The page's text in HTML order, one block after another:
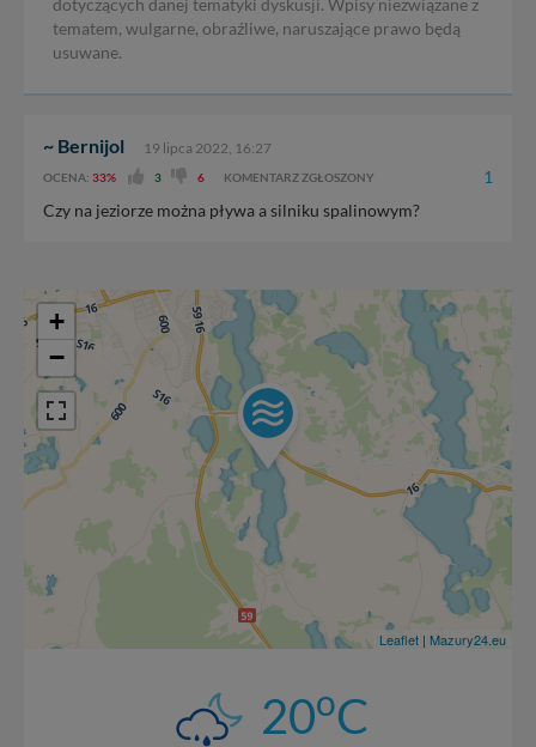
dotyczących danej tematyki dyskusji. Wpisy niezwiązane z
tematem, wulgarne, obraźliwe, naruszające prawo będą
usuwane.
~ Bernijol 19 lipca 2022, 16:27
OCENA: 33% 3 6 KOMENTARZ ZGŁOSZONY 1
Czy na jeziorze można pływa a silniku spalinowym?
+
−
Leaflet | Mazury24.eu
20oC